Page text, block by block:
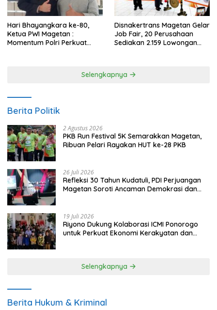
Hari Bhayangkara ke-80,
Ketua PWI Magetan :
Momentum Polri Perkuat
Disnakertrans Magetan Gelar
Job Fair, 20 Perusahaan
Sediakan 2.159 Lowongan
Selengkapnya
Berita Politik
2 Agustus 2026
PKB Run Festival 5K Semarakkan Magetan,
Ribuan Pelari Rayakan HUT ke-28 PKB
26 Juli 2026
Refleksi 30 Tahun Kudatuli, PDI Perjuangan
Magetan Soroti Ancaman Demokrasi dan
19 Juli 2026
Riyono Dukung Kolaborasi ICMI Ponorogo
untuk Perkuat Ekonomi Kerakyatan dan
Selengkapnya
Berita Hukum & Kriminal